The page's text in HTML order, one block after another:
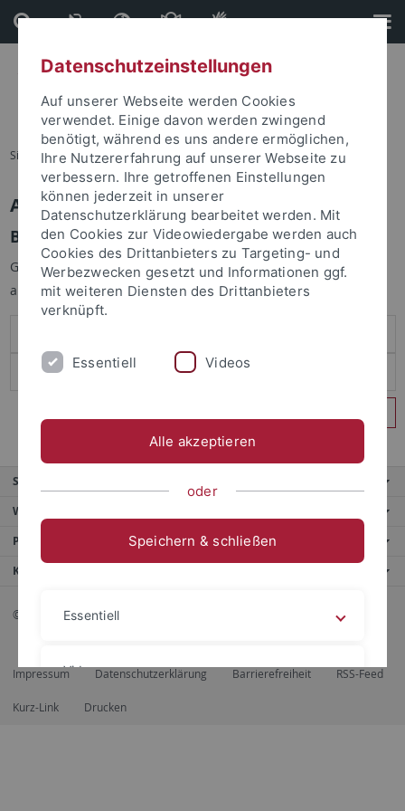
Direkt
zum
Inhalt
Direkt
zur
Fußleiste
Sie sind hier: Startseite
Anmelden
Benutzeranmeldung
Geben Sie Ihren Benutzernamen und Ihr Passwort an um sich
anzumelden:
Service
Weitere Angebote
Portale
Kontaktinfo
© 2026 Eberhard Karls Universität Tübingen, Tübingen
Impressum Datenschutzerklärung Barrierefreiheit RSS-Feed
Kurz-Link Drucken
Datenschutzeinstellungen
Auf unserer Webseite werden Cookies
verwendet. Einige davon werden zwingend
benötigt, während es uns andere ermöglichen,
Ihre Nutzererfahrung auf unserer Webseite zu
verbessern. Ihre getroffenen Einstellungen
können jederzeit in unserer
Datenschutzerklärung bearbeitet werden. Mit
den Cookies zur Videowiedergabe werden auch
Cookies des Drittanbieters zu Targeting- und
Werbezwecken gesetzt und Informationen ggf.
mit weiteren Diensten des Drittanbieters
verknüpft.
Essentiell Videos
Alle akzeptieren
oder
Speichern & schließen
Essentiell
Videos